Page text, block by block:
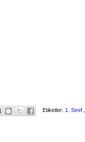
Etiketler: 1. Sınıf